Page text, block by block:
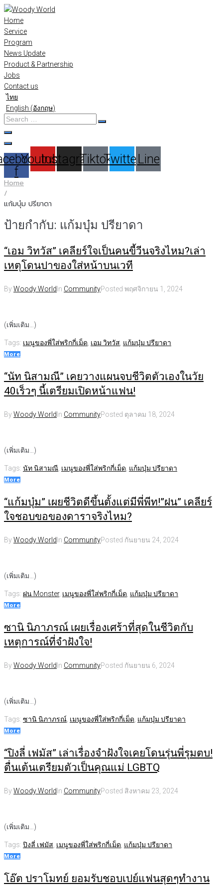
Skip
to
content
Home
Service
Program
News Update
Product & Partnership
Jobs
Contact us
ไทย
English (อังกฤษ)
Search
…
f
Youtube
Instagram
TiktokTwitterLine
Home
/
แก้มบุ๋ม ปรียาดา
ป้ายกำกับ: แก้มบุ๋ม ปรียาดา
“เอม วิทวัส” เคลียร์ใจเป็นคนขี้วีนจริงไหม?เล่า
เหตุโดนปาของใส่หน้าบนเวที
ByWoody WorldIn CommunityPosted พฤศจิกายน 1, 2024
(เพิ่มเติม…)
Tags: เมนูของพี่ใส่พริกกี่เม็ด เอม วิทวัส แก้มบุ๋ม ปรียาดา
More
“นัท นิสามณี” เคยวางแผนจบชีวิตตัวเองในวัย
40เร็วๆ นี้เตรียมเปิดหน้าแฟน!
ByWoody WorldIn CommunityPosted ตุลาคม 18, 2024
(เพิ่มเติม…)
Tags: นัท นิสามณี เมนูของพี่ใส่พริกกี่เม็ด แก้มบุ๋ม ปรียาดา
More
“แก้มบุ๋ม” เผยชีวิตดีขึ้นตั้งแต่มีพี่พีท!”ฝน” เคลียร์
ใจชอบขอของดาราจริงไหม?
ByWoody WorldIn CommunityPosted กันยายน 24, 2024
(เพิ่มเติม…)
Tags: ฝน Monster, เมนูของพี่ใส่พริกกี่เม็ด แก้มบุ๋ม ปรียาดา
More
ซานิ นิภาภรณ์ เผยเรื่องเศร้าที่สุดในชีวิตกับ
เหตุการณ์ที่จำฝังใจ!
ByWoody WorldIn CommunityPosted กันยายน 6, 2024
(เพิ่มเติม…)
Tags: ซานิ นิภาภรณ์ เมนูของพี่ใส่พริกกี่เม็ด แก้มบุ๋ม ปรียาดา
More
“ปิงลี่ เฟมัส” เล่าเรื่องจำฝังใจเคยโดนรุ่นพี่รุมตบ!
ตื่นเต้นเตรียมตัวเป็นคุณแม่ LGBTQ
ByWoody WorldIn CommunityPosted สิงหาคม 23, 2024
(เพิ่มเติม…)
Tags: ปิงลี่ เฟมัส เมนูของพี่ใส่พริกกี่เม็ด แก้มบุ๋ม ปรียาดา
More
โอ๊ต ปราโมทย์ ยอมรับชอบเปย์แฟนสุดๆทำงาน